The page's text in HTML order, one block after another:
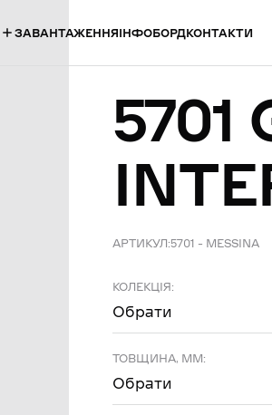
ЗАВАНТАЖЕННЯІНФОБОРДКОНТАКТИ
5701
АРТИКУЛ:5701 – MESSINA
КОЛЕКЦІЯ:
Обрати
ТОВЩИНА, ММ:
Обрати